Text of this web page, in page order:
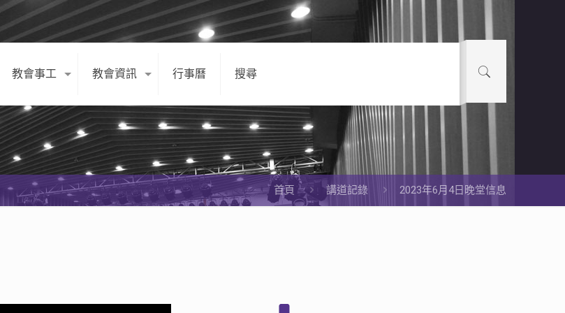
教會事工 教會資訊 行事曆 搜尋
首頁 講道記錄 2023年6月4日晚堂信息